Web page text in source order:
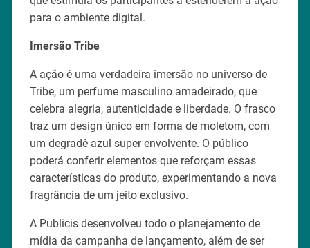
para o ambiente digital.
Imersão Tribe
A ação é uma verdadeira imersão no universo de
Tribe, um perfume masculino amadeirado, que
celebra alegria, autenticidade e liberdade. O frasco
traz um design único em forma de moletom, com
um degradê azul super envolvente. O público
poderá conferir elementos que reforçam essas
características do produto, experimentando a nova
fragrância de um jeito exclusivo.
A Publicis desenvolveu todo o planejamento de
mídia da campanha de lançamento, além de ser